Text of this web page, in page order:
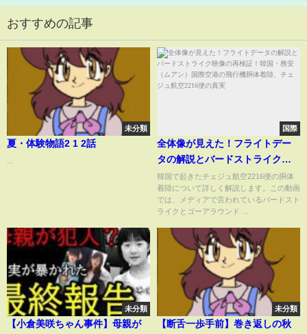
おすすめの記事
未分類
夏・体験物語2 1 2話
国際
全体像が見えた！フライトデー
タの解説とバードストライク映
像の再検証！韓国・務安（ムア
ン）国際空港の飛行機胴体着
陸、チェジュ航空2216便の真実
韓国で起きたチェジュ航空2216便の胴体
着陸について詳しく解説します。この動画
では、メディアで言われているバードスト
ライクとゴーアラウンド ...
未分類
【小倉美咲ちゃん事件】母親が
未分類
【断舌一歩手前】巻き返しの秋